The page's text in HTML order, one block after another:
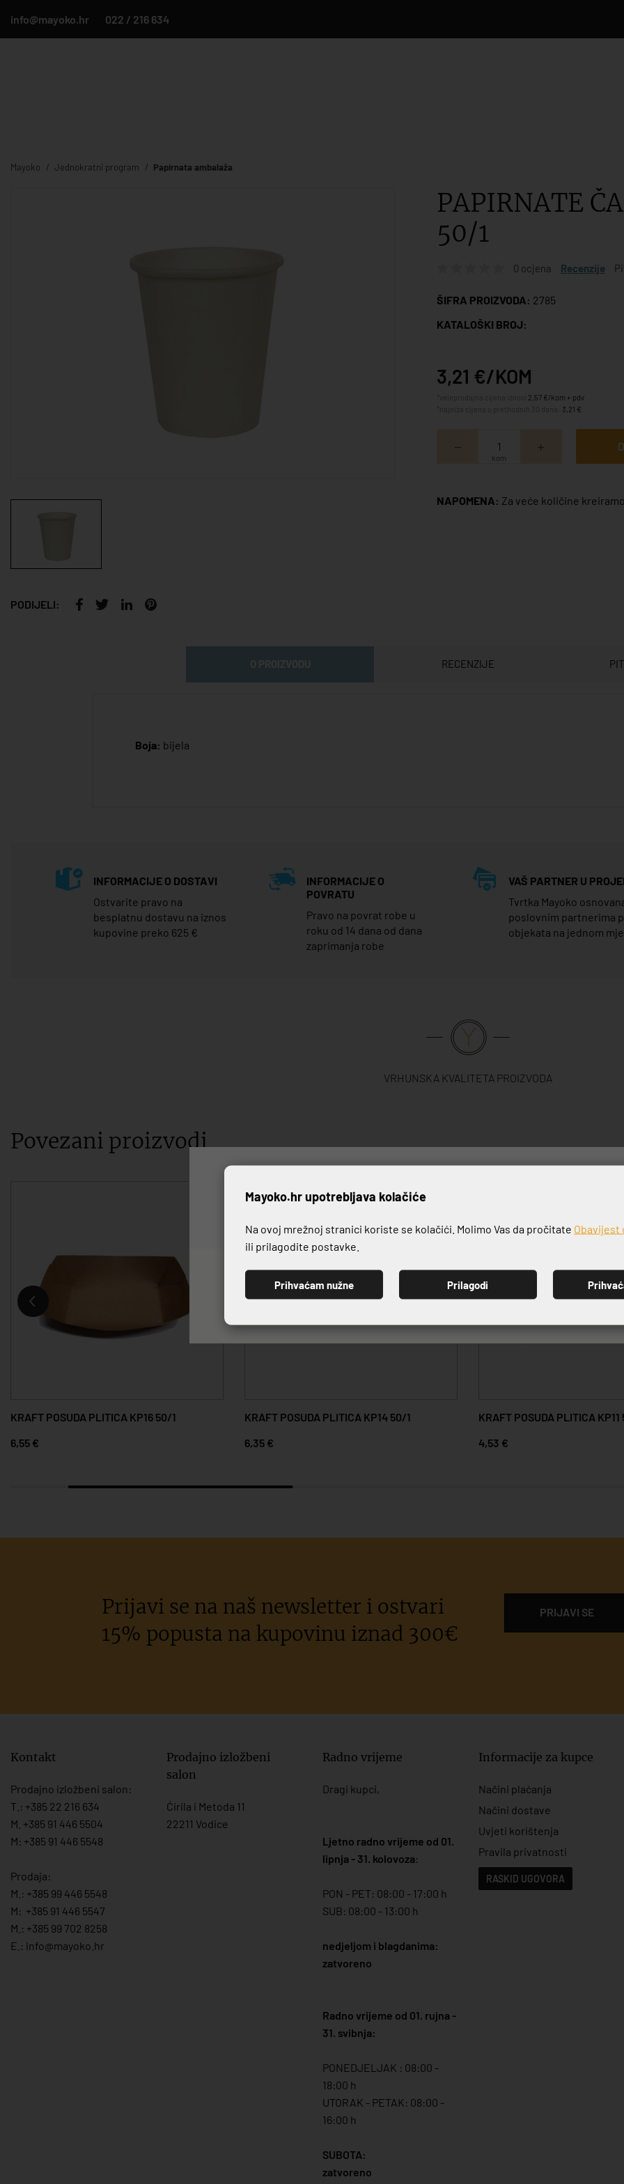
info@mayoko.hr 022 / 216 634
Mayoko Jednokratni program Papirnata ambalaža
PODIJELI:
PAPIRNATE
50/1
0 ocjena Recenzije
ŠIFRA PROIZVODA: 2785
KATALOŠKI BROJ:
3,21 €/KOM
2,57 €/kom + pdv
3,21 €
kom
NAPOMENA: Za veće količine
RECENZIJE
Boja: bijela
INFORMACIJE O DOSTAVI
Ostvarite pravo na
besplatnu dostavu na iznos
kupovine preko 625 €
INFORMACIJE O
POVRATU
Pravo na povrat robe u
roku od 14 dana od dana
zaprimanja robe
VAŠ PARTNER U
Tvrtka Mayoko
poslovnim partnerima
objekata na jednom
VRHUNSKA KVALITETA PROIZVODA
Povezani proizvodi
KRAFT POSUDA PLITICA KP16 50/1
6,55 €
KRAFT POSUDA PLITICA KP14 50/1
6,35 €
KRAFT POSUDA PLITICA KP11
4,53 €
Prijavi se na naš newsletter i ostvari
15% popusta na kupovinu iznad 300€
PRIJAVI SE
Kontakt
Prodajno izložbeni salon:
T.: +385 22 216 634
M. +385 91 446 5504
M: +385 91 446 5548
Prodaja:
M.: +385 99 446 5548
M: +385 91 446 5547
M.: +385 99 702 8258
E.: info@mayoko. hr
Prodajno izložbeni
salon
Ćirila i Metoda 11
22211 Vodice
Radno vrijeme
Dragi kupci,
Ljetno radno vrijeme od 01.
lipnja - 31. kolovoza:
PON - PET: 08:00 - 17:00 h
SUB: 08:00 - 13:00 h
nedjeljom i blagdanima:
zatvoreno
Radno vrijeme od 01. rujna -
31. svibnja:
PONEDJELJAK : 08:00 -
18:00 h
UTORAK - PETAK: 08:00 -
16:00 h
SUBOTA:
zatvoreno
Informacije za kupce
Načini plaćanja
Načini dostave
Uvjeti korištenja
Pravila privatnosti
RASKID UGOVORA
Prijavite se na naš
PRIJAVI SE
Mayoko.hr upotrebljava kolačiće
Na ovoj mrežnoj stranici koriste se kolačići. Molimo Vas da pročitate Obavijest
ili prilagodite postavke.
Prihvaćam nužne Prilagodi